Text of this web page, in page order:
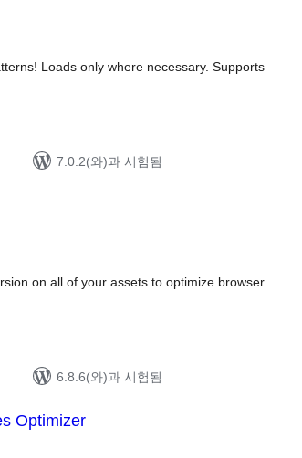
Loads only where necessary. Supports
7.0.2(와)과 시험됨
on all of your assets to optimize browser
6.8.6(와)과 시험됨
Optimizer